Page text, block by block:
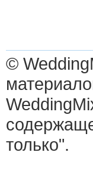
©
только".